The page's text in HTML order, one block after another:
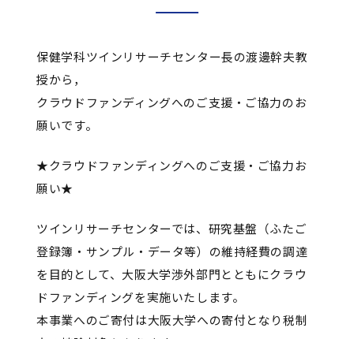
保健学科ツインリサーチセンター長の渡邊幹夫教
授から，
クラウドファンディングへのご支援・ご協力のお
願いです。
★クラウドファンディングへのご支援・ご協力お
願い★
ツインリサーチセンターでは、研究基盤（ふたご
登録簿・サンプル・データ等）の維持経費の調達
を目的として、大阪大学渉外部門とともにクラウ
ドファンディングを実施いたします。
本事業へのご寄付は大阪大学への寄付となり税制